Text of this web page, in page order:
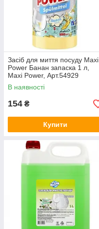
Засіб для миття посуду Maxi
Power Банан запаска 1 л,
Maxi Power, Арт.54929
В наявності
154 ₴
Купити